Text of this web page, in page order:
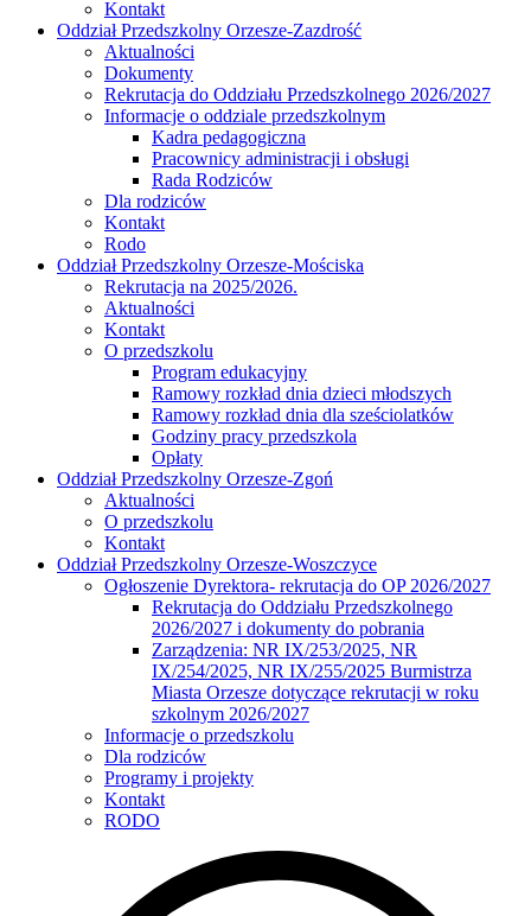
Kontakt
Oddział Przedszkolny Orzesze-Zazdrość
Aktualności
Dokumenty
Rekrutacja do Oddziału Przedszkolnego 2026/2027
Informacje o oddziale przedszkolnym
Kadra pedagogiczna
Pracownicy administracji i obsługi
Rada Rodziców
Dla rodziców
Kontakt
Rodo
Oddział Przedszkolny Orzesze-Mościska
Rekrutacja na 2025/2026.
Aktualności
Kontakt
O przedszkolu
Program edukacyjny
Ramowy rozkład dnia dzieci młodszych
Ramowy rozkład dnia dla sześciolatków
Godziny pracy przedszkola
Opłaty
Oddział Przedszkolny Orzesze-Zgoń
Aktualności
O przedszkolu
Kontakt
Oddział Przedszkolny Orzesze-Woszczyce
Ogłoszenie Dyrektora- rekrutacja do OP 2026/2027
Rekrutacja do Oddziału Przedszkolnego
2026/2027 i dokumenty do pobrania
Zarządzenia: NR IX/253/2025, NR
IX/254/2025, NR IX/255/2025 Burmistrza
Miasta Orzesze dotyczące rekrutacji w roku
szkolnym 2026/2027
Informacje o przedszkolu
Dla rodziców
Programy i projekty
Kontakt
RODO